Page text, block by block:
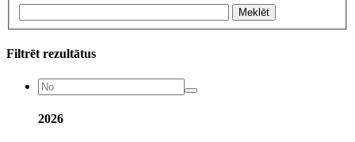
Meklēt
Filtrēt rezultātus
2026